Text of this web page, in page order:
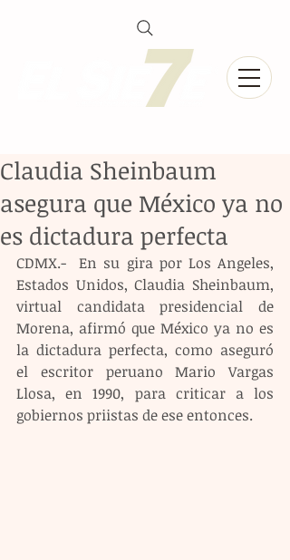
Claudia Sheinbaum
asegura que México ya no
es dictadura perfecta
CDMX.-  En su gira por Los Angeles,
Estados Unidos, Claudia Sheinbaum,
virtual candidata presidencial de
Morena, afirmó que México ya no es
la dictadura perfecta, como aseguró
el escritor peruano Mario Vargas
Llosa, en 1990, para criticar a los
gobiernos priistas de ese entonces.